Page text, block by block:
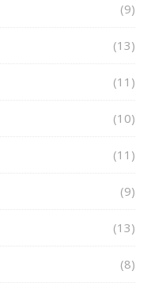
(9)
(13)
(11)
(10)
(11)
(9)
(13)
(8)